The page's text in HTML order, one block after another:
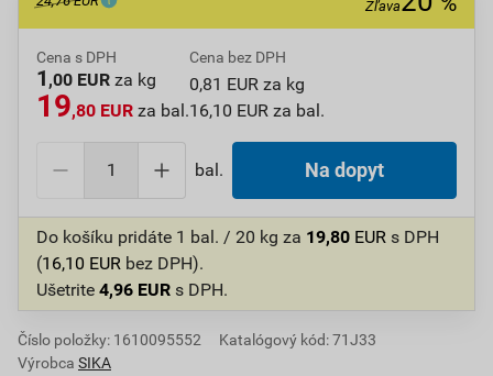
Zľava
Cena s DPH
1 ,00 EUR za kg
19,80 EUR za bal.
Cena bez DPH
0,81 EUR za kg
16,10 EUR za bal.
bal. Na dopyt
Do košíku pridáte 1 bal. / 20 kg za 19,80 EUR s DPH
(16,10 EUR bez DPH).
Ušetrite 4,96 EUR s DPH.
Číslo položky: 1610095552
Katalógový kód: 71J33
Výrobca SIKA